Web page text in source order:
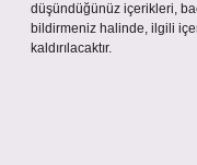
düşündüğünüz içerikleri,
bildirmeniz halinde, ilgili
kaldırılacaktır.